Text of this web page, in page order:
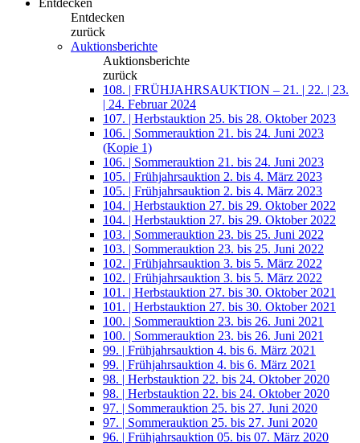
Entdecken
Entdecken
zurück
Auktionsberichte
Auktionsberichte
zurück
108. | FRÜHJAHRSAUKTION – 21. | 22. | 23.
| 24. Februar 2024
107. | Herbstauktion 25. bis 28. Oktober 2023
106. | Sommerauktion 21. bis 24. Juni 2023
(Kopie 1)
106. | Sommerauktion 21. bis 24. Juni 2023
105. | Frühjahrsauktion 2. bis 4. März 2023
105. | Frühjahrsauktion 2. bis 4. März 2023
104. | Herbstauktion 27. bis 29. Oktober 2022
104. | Herbstauktion 27. bis 29. Oktober 2022
103. | Sommerauktion 23. bis 25. Juni 2022
103. | Sommerauktion 23. bis 25. Juni 2022
102. | Frühjahrsauktion 3. bis 5. März 2022
102. | Frühjahrsauktion 3. bis 5. März 2022
101. | Herbstauktion 27. bis 30. Oktober 2021
101. | Herbstauktion 27. bis 30. Oktober 2021
100. | Sommerauktion 23. bis 26. Juni 2021
100. | Sommerauktion 23. bis 26. Juni 2021
99. | Frühjahrsauktion 4. bis 6. März 2021
99. | Frühjahrsauktion 4. bis 6. März 2021
98. | Herbstauktion 22. bis 24. Oktober 2020
98. | Herbstauktion 22. bis 24. Oktober 2020
97. | Sommerauktion 25. bis 27. Juni 2020
97. | Sommerauktion 25. bis 27. Juni 2020
96. | Frühjahrsauktion 05. bis 07. März 2020